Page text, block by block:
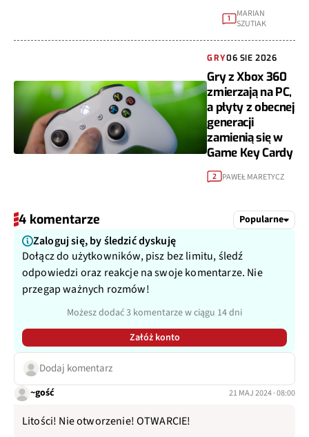
1
MARIAN
SZUTIAK
GRY06 SIE 2026
Gry z Xbox 360
zmierzają na PC,
a płyty z obecnej
generacji
zamienią się w
Game Key Cardy
2 PAWEŁ MARETYCZ
4 komentarze Popularne
Zaloguj się, by śledzić dyskuję
Dołącz do użytkowników, pisz bez limitu, śledź
odpowiedzi oraz reakcje na swoje komentarze. Nie
przegap ważnych rozmów!
Możesz dodać 3 komentarze w ciągu 14 dni
Załóż konto
Dodaj komentarz
~gość 21 MAJ 2024 · 08:00
Litości! Nie otworzenie! OTWARCIE!